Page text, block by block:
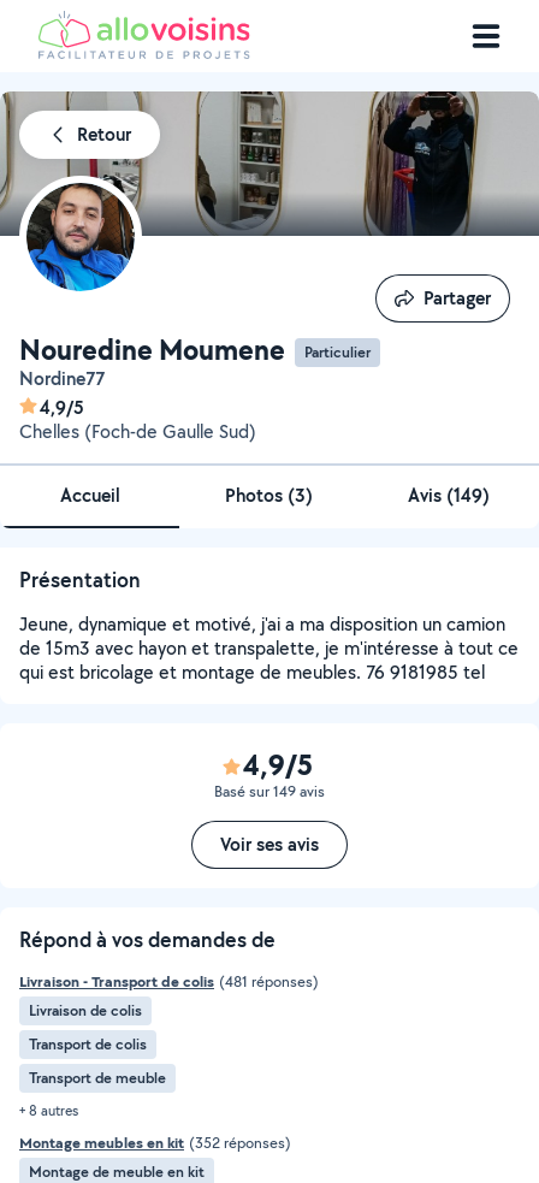
Retour
Nouredine Moumene Particulier
Nordine77
4,9/5
Chelles (Foch-de Gaulle Sud)
Partager
Partager
Accueil Photos (3) Avis (149)
Présentation
Jeune, dynamique et motivé, j'ai a ma disposition un camion
de 15m3 avec hayon et transpalette, je m'intéresse à tout ce
qui est bricolage et montage de meubles. 76 9181985 tel
4,9/5
Basé sur 149 avis
Voir ses avis
Répond à vos demandes de
Livraison - Transport de colis (481 réponses)
Livraison de colis
Transport de colis
Transport de meuble
+ 8 autres
Montage meubles en kit (352 réponses)
Montage de meuble en kit